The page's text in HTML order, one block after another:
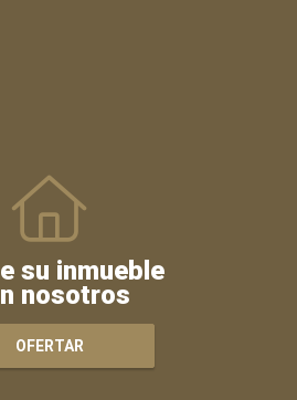
su inmueble
nosotros
OFERTAR